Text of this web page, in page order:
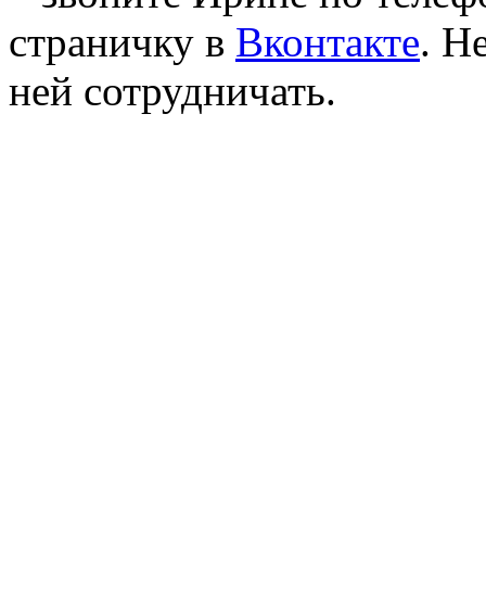
страничку в Вконтакте.
ней сотрудничать.